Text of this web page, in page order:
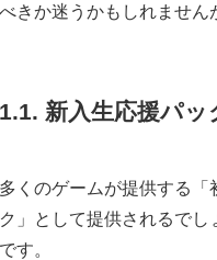
べきか迷うかもしれません
1.1. 新入生応援パ
多くのゲームが提供する
ク」として提供されるで
です。